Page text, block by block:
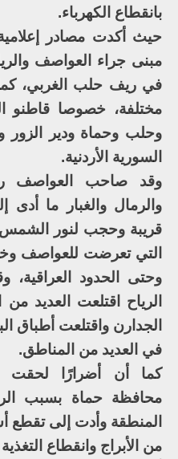
بانقطاع الكهرباء.
حيث أكدت مصادر
مبنى جراء العواصف
في ريف حلب الغربي،
مختلفة، خصوصا قاطنو
وحلب وحماة ودير الزور
السورية الأردنية.
وقد صاحب العواصف
والرمال والغبار ما
قريبة وحجب لنور الشمس
التي تعرضت للعواصف
وحتى الحدود العراقية،
الرياح اقتلعت
الجدارن واقتلعت أطباق
في العديد من المناطق.
كما أن أضرارًا لحقت
محافظة حماة بسبب
المنطقة وأدت إلى تقطع
من الأبراج وانقطاع